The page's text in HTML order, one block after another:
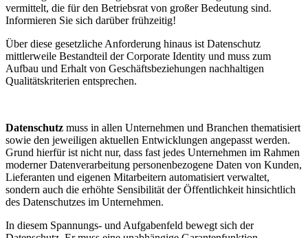
vermittelt, die für den Betriebsrat von großer Bedeutung sind.
Informieren Sie sich darüber frühzeitig!
Über diese gesetzliche Anforderung hinaus ist Datenschutz
mittlerweile Bestandteil der Corporate Identity und muss zum
Aufbau und Erhalt von Geschäftsbeziehungen nachhaltigen
Qualitätskriterien entsprechen.
Datenschutz muss in allen Unternehmen und Branchen thematisiert
sowie den jeweiligen aktuellen Entwicklungen angepasst werden.
Grund hierfür ist nicht nur, dass fast jedes Unternehmen im Rahmen
moderner Datenverarbeitung personenbezogene Daten von Kunden,
Lieferanten und eigenen Mitarbeitern automatisiert verwaltet,
sondern auch die erhöhte Sensibilität der Öffentlichkeit hinsichtlich
des Datenschutzes im Unternehmen.
In diesem Spannungs- und Aufgabenfeld bewegt sich der